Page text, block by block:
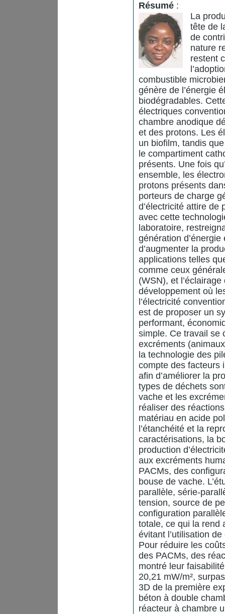
Résumé :
La
tête de
de
nature
restent
combustible
génère de l’énergie
biodégradables.
électriques
chambre anodique
et des protons. Les
un biofilm, tandis
le compartiment
présents. Une fois
ensemble, les
protons présents
porteurs de charge
d’électricité attire de
avec cette
laboratoire,
génération
d’augmenter la
applications telles
comme ceux
(WSN), et
développement où
l’électricité
est de proposer un
performant,
simple. Ce travail se
excréments
la technologie des
compte des facteurs
afin d’améliorer la
types de déchets
vache et les
réaliser des
matériau en acide
l’étanchéité et la
caractérisations, la
production
aux excréments
PACMs, des
bouse de vache.
parallèle, série-
tension, source de
configuration
totale, ce qui la rend
évitant l’utilisation
Pour réduire les
des PACMs, des
montré leur
20,21 mW/m²,
3D de la première
béton à double
réacteur à chambre